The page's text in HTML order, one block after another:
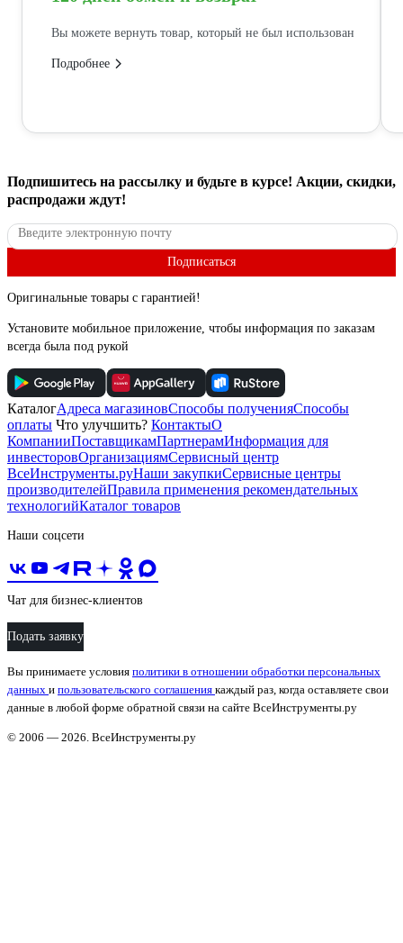
Вы можете вернуть товар, который не был использован
Подробнее
Подпишитесь на рассылку и будьте в курсе! Акции, скидки,
распродажи ждут!
Подписаться
Оригинальные товары с гарантией!
Установите мобильное приложение, чтобы информация по заказам
всегда была под рукой
КаталогАдреса магазиновСпособы полученияСпособы
оплаты Что улучшить? КонтактыО
КомпанииПоставщикамПартнерамИнформация для
инвесторовОрганизациямСервисный центр
ВсеИнструменты.руНаши закупкиСервисные центры
производителейПравила применения рекомендательных
технологийКаталог товаров
Наши соцсети
Чат для бизнес-клиентов
Подать заявку
Вы принимаете условия политики в отношении обработки персональных
данных и пользовательского соглашения каждый раз, когда оставляете свои
данные в любой форме обратной связи на сайте ВсеИнструменты.ру
© 2006 — 2026. ВсеИнструменты.ру